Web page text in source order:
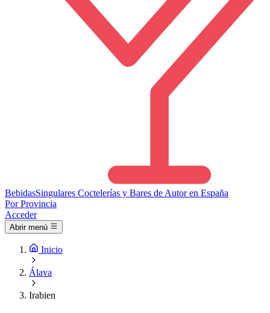
BebidasSingulares Coctelerías y Bares de Autor en España
Por Provincia
Acceder
Abrir menú
Inicio
Álava
Irabien